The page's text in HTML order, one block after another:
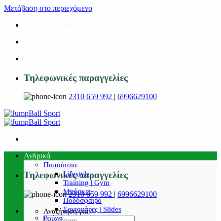
Μετάβαση στο περιεχόμενο
Τηλεφωνικές παραγγελίες
2310 659 992 | 6996629100
Τηλεφωνικές παραγγελίες
2310 659 992 | 6996629100
Αναζήτηση για:
Ανδρικά
Παπούτσια
Lifestyle
Training | Gym
Μπάσκετ
Ποδόσφαιρο
Σαγιονάρες | Slides
Ρούχα